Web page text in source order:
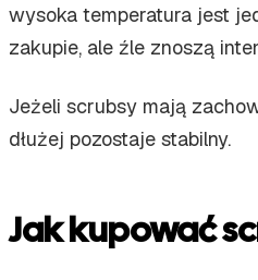
wysoka temperatura jest
zakupie, ale źle znoszą
Jeżeli scrubsy mają
dłużej pozostaje stabilny.
Jak kupować